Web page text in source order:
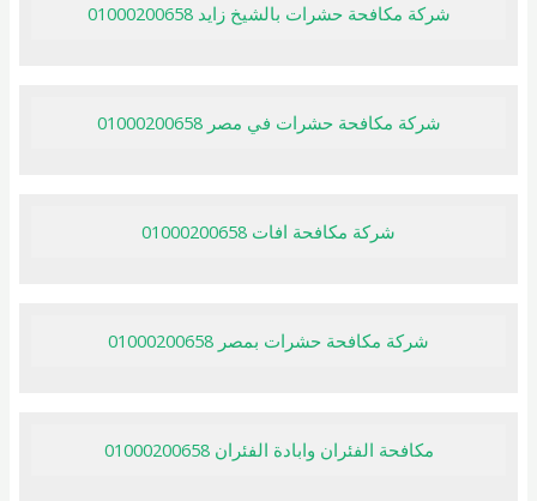
شركة مكافحة حشرات بالشيخ زايد 01000200658
شركة مكافحة حشرات في مصر 01000200658
شركة مكافحة افات 01000200658
شركة مكافحة حشرات بمصر 01000200658
مكافحة الفئران وابادة الفئران 01000200658